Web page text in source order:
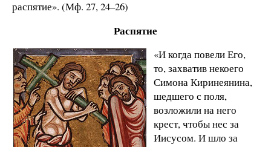
распятие». (Мф. 27, 24–26)
Распятие
«И когда повели Его,
то, захватив некоего
Симона Киринеянина,
шедшего с поля,
возложили на него
крест, чтобы нес за
Иисусом. И шло за